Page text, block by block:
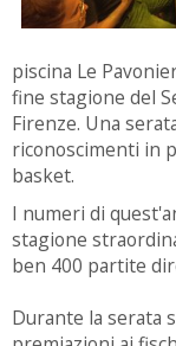
piscina Le
fine stagione del
Firenze. Una
riconoscimenti in
basket.
I numeri di
stagione
ben 400 partite
Durante la serata